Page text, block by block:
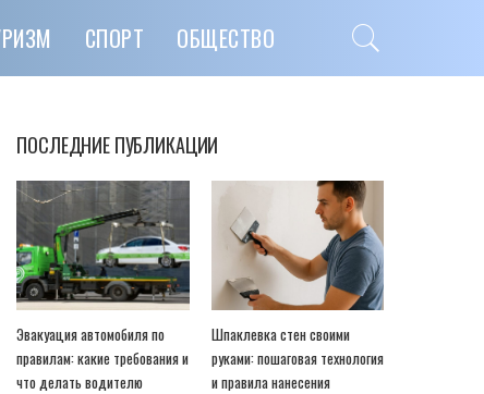
СПОРТ ОБЩЕСТВО
ПОСЛЕДНИЕ ПУБЛИКАЦИИ
Эвакуация автомобиля по
правилам: какие требования и
что делать водителю
Шпаклевка стен своими
руками: пошаговая технология
и правила нанесения